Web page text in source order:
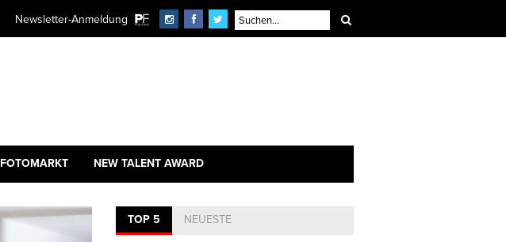
Newsletter-Anmeldung
FOTOMARKT NEW TALENT AWARD
TOP 5 NEUESTE